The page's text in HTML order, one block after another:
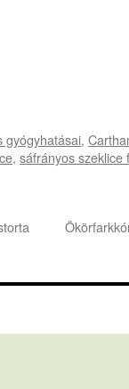
gyógyhatásai,
, sáfrányos szeklice